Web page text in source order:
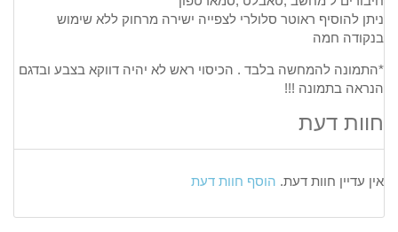
ניתן להוסיף ראוטר סלולרי לצפייה ישירה מרחוק ללא שימוש
בנקודה חמה
*התמונה להמחשה בלבד . הכיסוי ראש לא יהיה דווקא בצבע ובדגם
הנראה בתמונה !!!
חוות דעת
אין עדיין חוות דעת. הוסף חוות דעת